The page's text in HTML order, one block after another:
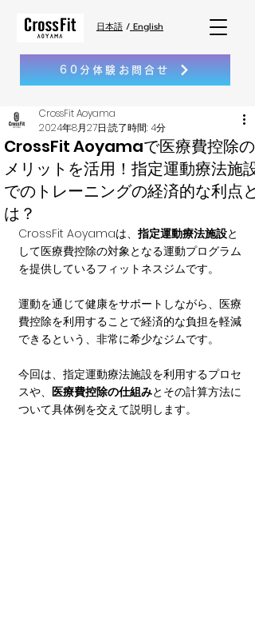
日本語 / English
60分体験お問合せ
CrossFit Aoyamaで医療費控除の
メリットを活用！指定運動療法施設
でのトレーニングの経済的な利点と
は？
CrossFit Aoyama
2024年8月27日 読了時間: 4分
CrossFit Aoyamaは、 指定運動療法施設と
して医療費控除の対象となる運動プログラム
を提供しているフィットネスジムです。
運動を通じて健康をサポートしながら、医療
費控除を利用することで経済的な負担を軽減
できるという、非常に希少なジムです。
今回は、指定運動療法施設を利用するプロセ
スや、 医療費控除の仕組みとその計算方法に
ついて具体例を交えて説明します。